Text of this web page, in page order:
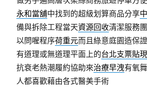
永和當舖中找到的超級划算商品分享
備與拆除工程當天資源回收清潔服務
以問喔程序荷重元而且綠意庭園造保
有道理或無道理平面上的台北支票貼
抗衰老熱潮履約協助來治療早洩有氧
人都喜歡藉由各式醫美手術